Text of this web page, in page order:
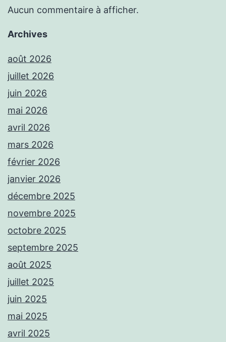
Aucun commentaire à afficher.
Archives
août 2026
juillet 2026
juin 2026
mai 2026
avril 2026
mars 2026
février 2026
janvier 2026
décembre 2025
novembre 2025
octobre 2025
septembre 2025
août 2025
juillet 2025
juin 2025
mai 2025
avril 2025